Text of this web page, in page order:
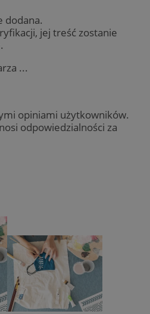
dodana.
jej treść zostanie
...
opiniami użytkowników.
odpowiedzialności za